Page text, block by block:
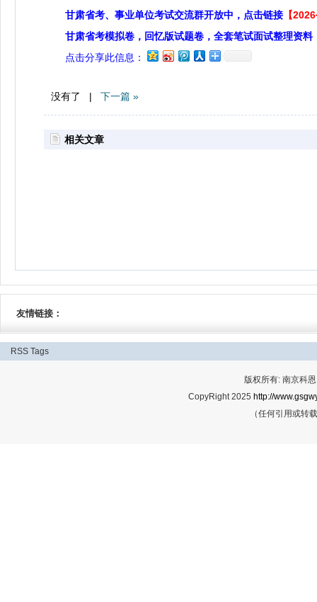
甘肃省考、事业单位考试交流群开放中，点击链接 【
甘肃省考模拟卷，回忆版试题卷，全套笔试面试整理资料
点击分享此信息：
没有了 | 下一篇 »
相关文章
友情链接：
RSS Tags
版权所有: 南京科
CopyRight 2025 http://
（任何引用或转